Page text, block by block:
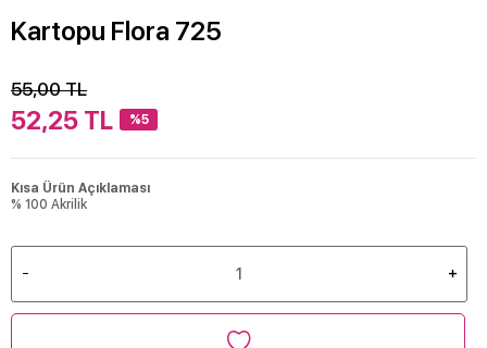
Kartopu Flora 725
55,00TL
52,25 TL %5
Kısa Ürün Açıklaması
% 100 Akrilik